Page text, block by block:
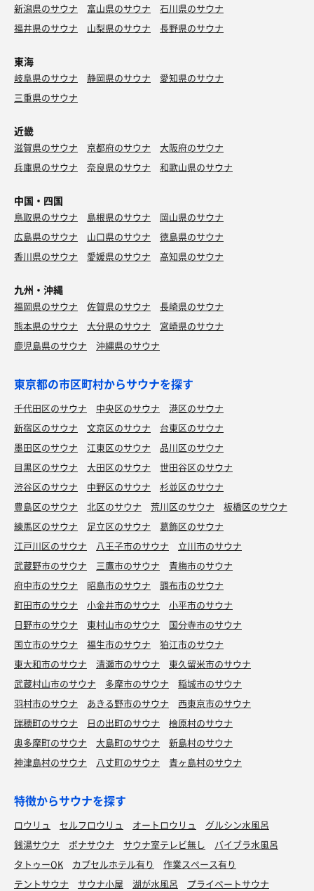
新潟県のサウナ 富山県のサウナ
石川県のサウナ
福井県のサウナ
山梨県のサウナ 長野県のサウナ
東海
岐阜県のサウナ 静岡県のサウナ
愛知県のサウナ
三重県のサウナ
近畿
滋賀県のサウナ 京都府のサウナ
大阪府のサウナ
兵庫県のサウナ
奈良県のサウナ 和歌山県のサウナ
中国・四国
鳥取県のサウナ 島根県のサウナ
岡山県のサウナ
広島県のサウナ
山口県のサウナ
徳島県のサウナ
香川県のサウナ
愛媛県のサウナ 高知県のサウナ
九州・沖縄
福岡県のサウナ 佐賀県のサウナ
長崎県のサウナ
熊本県のサウナ
大分県のサウナ
宮崎県のサウナ
鹿児島県のサウナ
沖縄県のサウナ
東京都の市区町村からサウナを探す
千代田区のサウナ 中央区のサウナ
港区のサウナ
新宿区のサウナ
文京区のサウナ
台東区のサウナ
墨田区のサウナ
江東区のサウナ
品川区のサウナ
目黒区のサウナ
大田区のサウナ
世田谷区のサウナ
渋谷区のサウナ
中野区のサウナ
杉並区のサウナ
豊島区のサウナ
北区のサウナ 荒川区のサウナ
板橋区のサウナ
練馬区のサウナ
足立区のサウナ
葛飾区のサウナ
江戸川区のサウナ
八王子市のサウナ
立川市のサウナ
武蔵野市のサウナ
三鷹市のサウナ
青梅市のサウナ
府中市のサウナ
昭島市のサウナ
調布市のサウナ
町田市のサウナ
小金井市のサウナ
小平市のサウナ
日野市のサウナ
東村山市のサウナ
国分寺市のサウナ
国立市のサウナ
福生市のサウナ
狛江市のサウナ
東大和市のサウナ
清瀬市のサウナ
東久留米市のサウナ
武蔵村山市のサウナ
多摩市のサウナ
稲城市のサウナ
羽村市のサウナ
あきる野市のサウナ
西東京市のサウナ
瑞穂町のサウナ
日の出町のサウナ
檜原村のサウナ
奥多摩町のサウナ
大島町のサウナ
新島村のサウナ
神津島村のサウナ
八丈町のサウナ 青ヶ島村のサウナ
特徴からサウナを探す
ロウリュ セルフロウリュ オートロウリュ
グルシン水風呂
銭湯サウナ
ボナサウナ サウナ室テレビ無し
バイブラ水風呂
タトゥーOK
カプセルホテル有り
作業スペース有り
テントサウナ
サウナ小屋 湖が水風呂 プライベートサウナ